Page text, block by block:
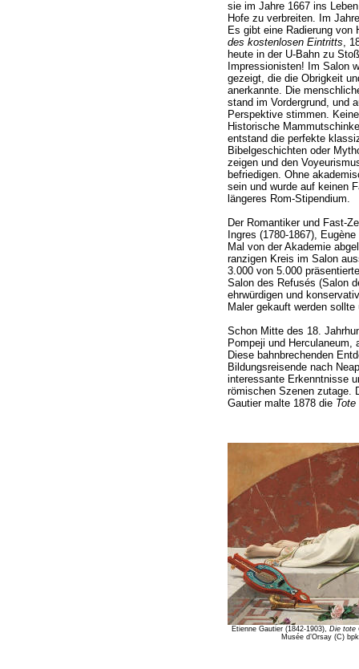
sie im Jahre 1667 ins
Hofe zu verbreiten. Im
Es gibt eine Radierung von
des kostenlosen Eintritts,
heute in der U-Bahn zu
Impressionisten! Im Salon
gezeigt, die die Obrigkeit
anerkannte. Die
stand im Vordergrund, und
Perspektive stimmen.
Historische
entstand die perfekte
Bibelgeschichten oder
zeigen und den
befriedigen. Ohne
sein und wurde auf keinen
längeres Rom-Stipendium.
Der Romantiker und Fast-
Ingres (1780-1867),
Mal von der Akademie
ranzigen Kreis im Salon
3.000 von 5.000
Salon des Refusés (Salon
ehrwürdigen und
Maler gekauft werden
Schon Mitte des 18.
Pompeji und Herculaneum,
Diese bahnbrechenden
Bildungsreisende nach
interessante Erkenntnisse
römischen Szenen zutage.
Gautier malte 1878 die Tote
Etienne Gautier (1842-1903), Die tote
Musée d’Orsay (C)